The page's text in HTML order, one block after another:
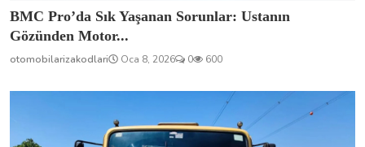
BMC Pro’da Sık Yaşanan Sorunlar: Ustanın
Gözünden Motor...
otomobilarizakodlari Oca 8, 2026 0 600